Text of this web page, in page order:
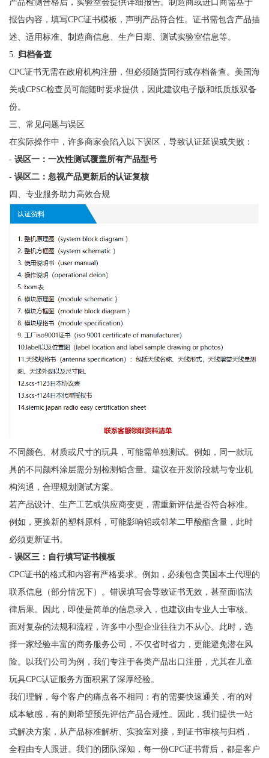
报告内容，填写CPC证书模板，声明产品符合性。证书需包含产品描
述、适用标准、制造商信息、生产日期、测试实验室信息等。
5. 归档备查
CPC证书无需在政府机构注册，但必须随货同行或存档备查。美国海
关或CPSC检查员可能随时要求提供，因此建议电子版和纸质版双备
份。
三、常见问题与误区
在实际操作中，许多商家会陷入以下误区，导致认证延误或失败：
- 误区一：一次性测试覆盖所有产品型号
- 误区二：忽视产品更新后的认证复核
四、专业服务助力高效合规
不同颜色、材质或尺寸的玩具，可能需单独测试。例如，同一款玩
具的不同颜料涂层需分别检测铅含量。建议在开发阶段就与专业机
构沟通，合理规划测试方案。
若产品设计、生产工艺或供应商变更，需重新评估是否符合标准。
例如，更换新的塑料原料，可能影响铅或邻苯二甲酸酯含量，此时
必须更新证书。
- 误区三：自行填写证书模板
CPC证书的格式和内容有严格要求。例如，必须包含美国本土代理的
联系信息（部分情况下）。错误填写会导致证书无效，甚至面临法
律后果。因此，即使是简单的信息录入，也建议由专业人士审核。
面对复杂的法规和流程，许多中小型企业往往力不从心。此时，选
择一家经验丰富的商务服务公司，不仅省时省力，更能避免潜在风
险。以我们公司为例，我们专注于各类产品出口注册，尤其在儿童
玩具CPC认证服务方面积累了深厚经验。
我们理解，每个客户的痛点各不相同：有的需要快速通关，有的对
成本敏感，有的则希望预先评估产品合规性。因此，我们提供一站
式解决方案，从产品标准解析、实验室对接，到证书审核与归档，
全程由专人跟进。我们的团队深知，每一份CPC证书背后，都是客户